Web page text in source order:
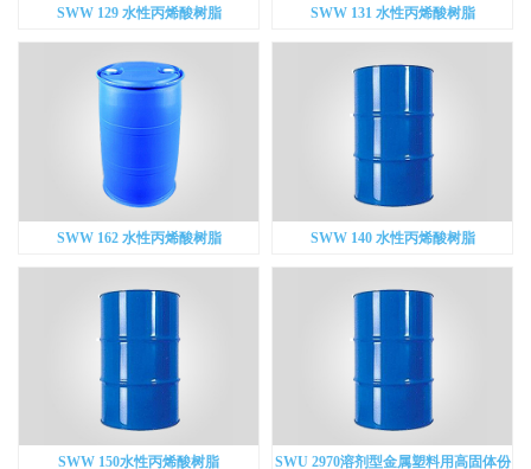
SWW 129 水性丙烯酸树脂 SWW 131 水性丙烯酸树脂
SWW 162 水性丙烯酸树脂 SWW 140 水性丙烯酸树脂
SWW 150水性丙烯酸树脂
SWU 2970溶剂型金属塑料用高固体份